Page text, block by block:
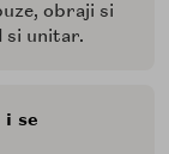
obraji si
si unitar.
se